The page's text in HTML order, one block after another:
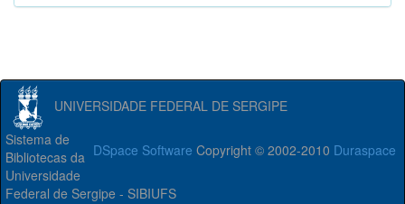
UNIVERSIDADE FEDERAL DE SERGIPE
DSpace Software Copyright © 2002-2010 Duraspace
Sistema de
Bibliotecas da
Universidade
Federal de Sergipe - SIBIUFS